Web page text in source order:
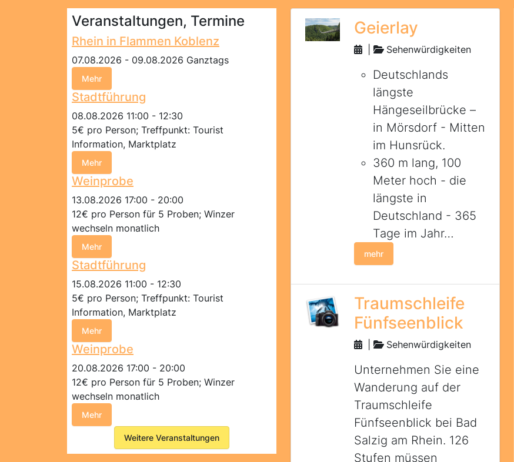
Veranstaltungen, Termine
Rhein in Flammen Koblenz
07.08.2026 - 09.08.2026 Ganztags
Mehr
Stadtführung
08.08.2026 11:00 - 12:30
5€ pro Person; Treffpunkt: Tourist
Information, Marktplatz
Mehr
Weinprobe
13.08.2026 17:00 - 20:00
12€ pro Person für 5 Proben; Winzer
wechseln monatlich
Mehr
Stadtführung
15.08.2026 11:00 - 12:30
5€ pro Person; Treffpunkt: Tourist
Information, Marktplatz
Mehr
Weinprobe
20.08.2026 17:00 - 20:00
12€ pro Person für 5 Proben; Winzer
wechseln monatlich
Mehr
Weitere Veranstaltungen
Geierlay
Sehenwürdigkeiten
Deutschlands
längste
Hängeseilbrücke –
in Mörsdorf - Mitten
im Hunsrück.
360 m lang, 100
Meter hoch - die
längste in
Deutschland - 365
Tage im Jahr…
mehr
Traumschleife
Fünfseenblick
Sehenwürdigkeiten
Unternehmen Sie eine
Wanderung auf der
Traumschleife
Fünfseenblick bei Bad
Salzig am Rhein. 126
Stufen müssen